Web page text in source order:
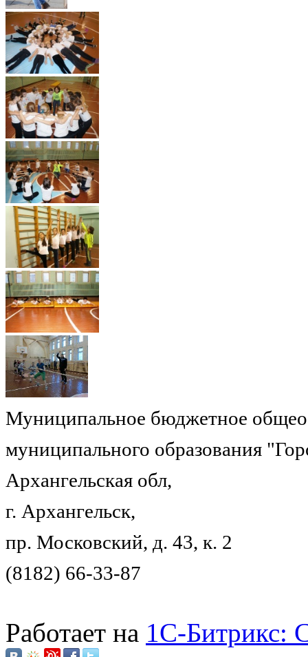
Муниципальное бюджетное
муниципального образования
Архангельская обл,
г. Архангельск,
пр. Московский, д. 43, к. 2
(8182) 66-33-87
Работает на 1C-Битрикс: